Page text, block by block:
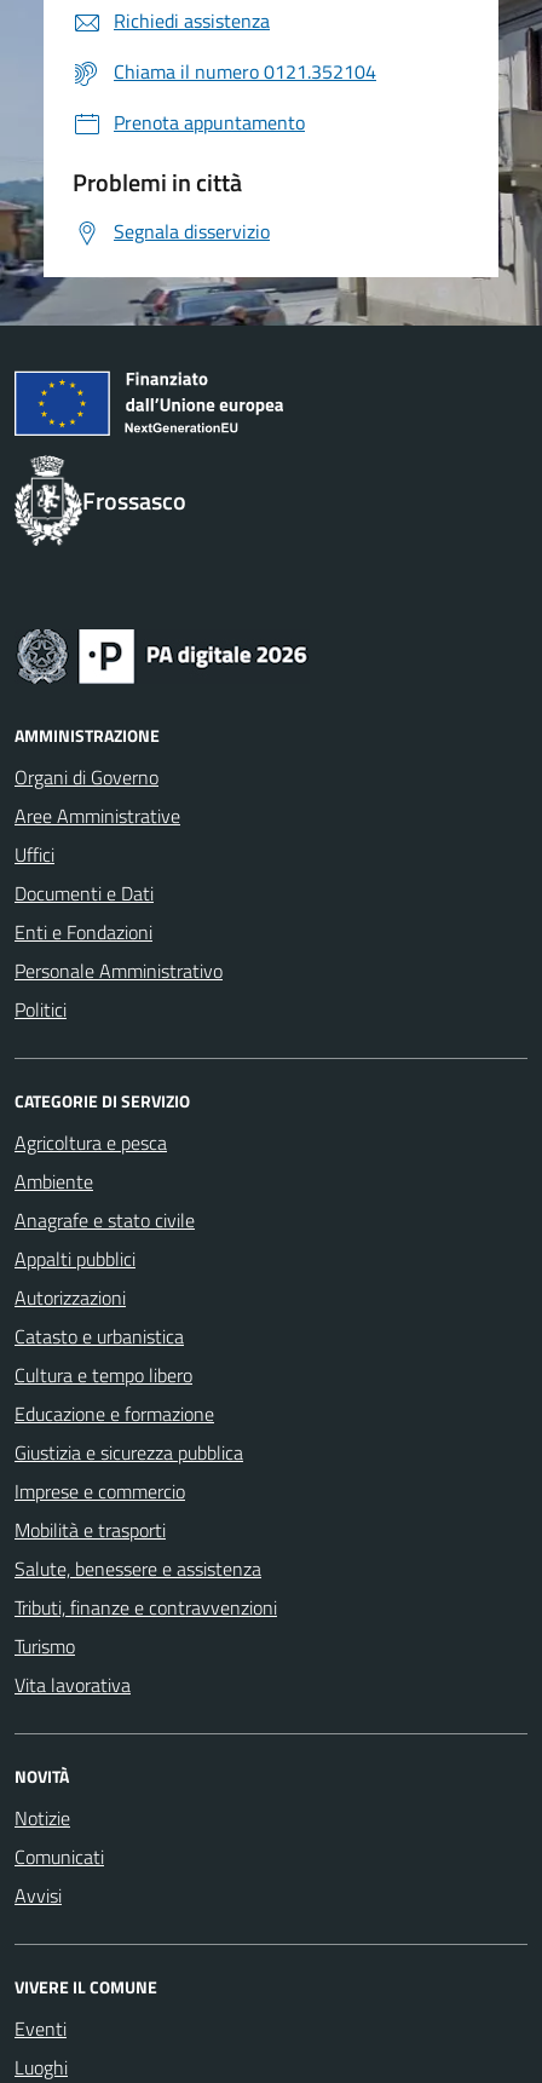
Richiedi assistenza
Chiama il numero 0121.352104
Prenota appuntamento
Problemi in città
Segnala disservizio
Frossasco
AMMINISTRAZIONE
Organi di Governo
Aree Amministrative
Uffici
Documenti e Dati
Enti e Fondazioni
Personale Amministrativo
Politici
CATEGORIE DI SERVIZIO
Agricoltura e pesca
Ambiente
Anagrafe e stato civile
Appalti pubblici
Autorizzazioni
Catasto e urbanistica
Cultura e tempo libero
Educazione e formazione
Giustizia e sicurezza pubblica
Imprese e commercio
Mobilità e trasporti
Salute, benessere e assistenza
Tributi, finanze e contravvenzioni
Turismo
Vita lavorativa
NOVITÀ
Notizie
Comunicati
Avvisi
VIVERE IL COMUNE
Eventi
Luoghi